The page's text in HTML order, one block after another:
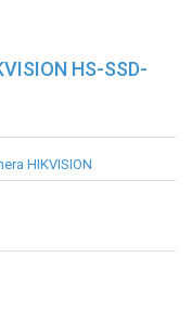
HS-SSD-
HIKVISION